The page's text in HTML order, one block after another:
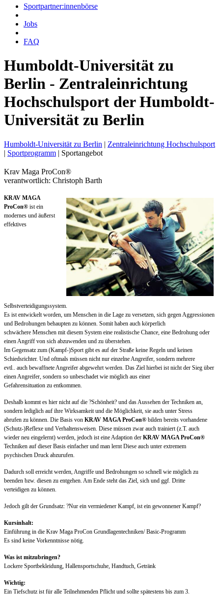
Sportpartner:innenbörse
Jobs
FAQ
Humboldt-Universität zu
Berlin - Zentraleinrichtung
Hochschulsport der Humboldt-
Universität zu Berlin
Humboldt-Universität zu Berlin | Zentraleinrichtung Hochschulsport
| Sportprogramm | Sportangebot
Krav Maga ProCon®
verantwortlich: Christoph Barth
KRAV MAGA
ProCon® ist ein
modernes und äußerst
effektives
Selbstverteidigungssystem.
Es ist entwickelt worden, um Menschen in die Lage zu versetzen, sich gegen Aggressionen
und Bedrohungen behaupten zu können. Somit haben auch körperlich
schwächere Menschen mit diesem System eine realistische Chance, eine Bedrohung oder
einen Angriff von sich abzuwenden und zu überstehen.
Im Gegensatz zum (Kampf-)Sport gibt es auf der Straße keine Regeln und keinen
Schiedsrichter. Und oftmals müssen nicht nur einzelne Angreifer, sondern mehrere
evtl.. auch bewaffnete Angreifer abgewehrt werden. Das Ziel hierbei ist nicht der Sieg über
einen Angreifer, sondern so unbeschadet wie möglich aus einer
Gefahrensituation zu entkommen.
Deshalb kommt es hier nicht auf die ?Schönheit? und das Aussehen der Techniken an,
sondern lediglich auf ihre Wirksamkeit und die Möglichkeit, sie auch unter Stress
abrufen zu können. Die Basis von KRAV MAGA ProCon® bilden bereits vorhandene
(Schutz-)Reflexe und Verhaltensweisen. Diese müssen zwar auch trainiert (z.T. auch
wieder neu eingelernt) werden, jedoch ist eine Adaption der KRAV MAGA ProCon®
Techniken auf dieser Basis einfacher und man lernt Diese auch unter extremem
psychischen Druck abzurufen.
Dadurch soll erreicht werden, Angriffe und Bedrohungen so schnell wie möglich zu
beenden bzw. diesen zu entgehen. Am Ende steht das Ziel, sich und ggf. Dritte
verteidigen zu können.
Jedoch gilt der Grundsatz: ?Nur ein vermiedener Kampf, ist ein gewonnener Kampf?
Kursinhalt:
Einführung in die Krav Maga ProCon Grundlagentechniken/ Basic-Programm
Es sind keine Vorkenntnisse nötig.
Was ist mitzubringen?
Lockere Sportbekleidung, Hallensportschuhe, Handtuch, Getränk
Wichtig:
Ein Tiefschutz ist für alle Teilnehmenden Pflicht und sollte spätestens bis zum 3.